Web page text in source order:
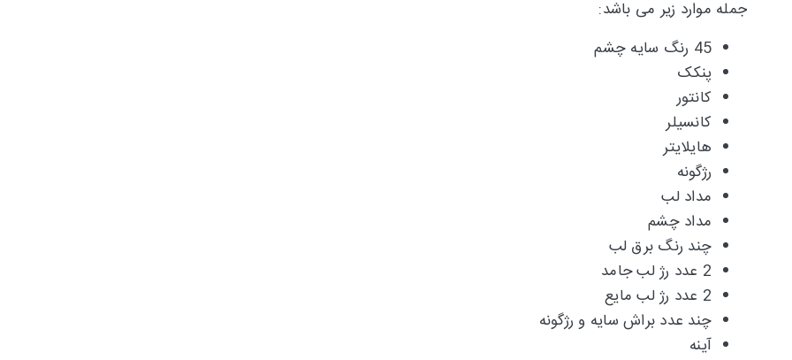
جمله موارد زیر می باشد:
45 رنگ سایه چشم
پنکک
کانتور
کانسیلر
هایلایتر
رژگونه
مداد لب
مداد چشم
چند رنگ برق لب
2 عدد رژ لب جامد
2 عدد رژ لب مایع
چند عدد براش سایه و رژگونه
آینه